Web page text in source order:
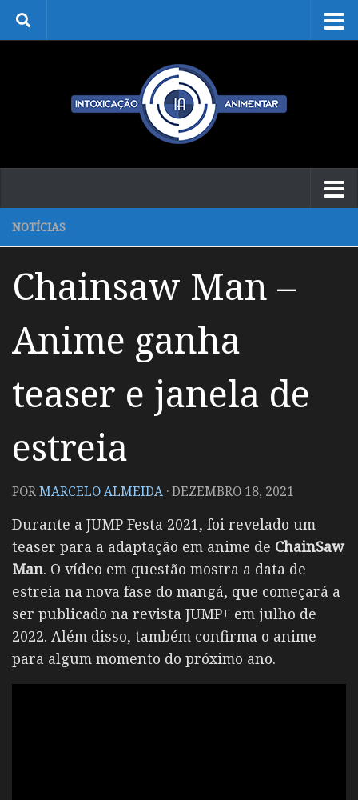
Skip to content
NOTÍCIAS
Chainsaw Man –
Anime ganha
teaser e janela de
estreia
PORMARCELO ALMEIDA ·DEZEMBRO 18, 2021
Durante a JUMP Festa 2021, foi revelado um
teaser para a adaptação em anime de ChainSaw
Man. O vídeo em questão mostra a data de
estreia na nova fase do mangá, que começará a
ser publicado na revista JUMP+ em julho de
2022. Além disso, também confirma o anime
para algum momento do próximo ano.